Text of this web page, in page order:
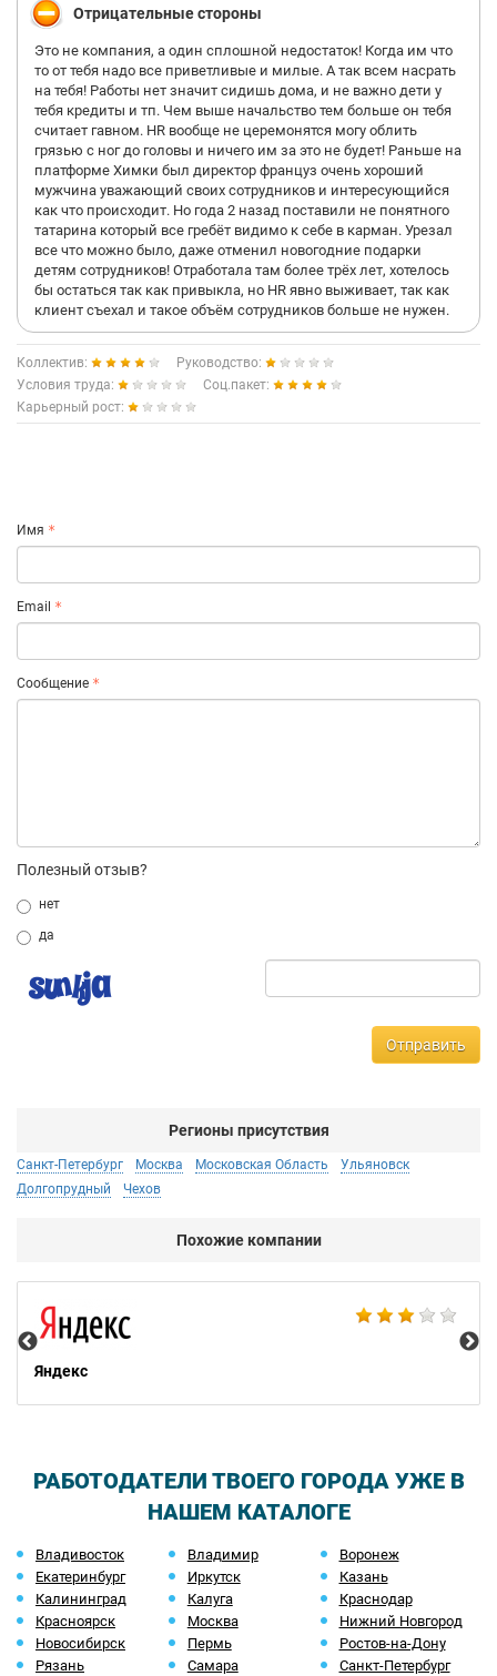
Отрицательные стороны
Это не компания, а один сплошной недостаток! Когда им что
то от тебя надо все приветливые и милые. А так всем насрать
на тебя! Работы нет значит сидишь дома, и не важно дети у
тебя кредиты и тп. Чем выше начальство тем больше он тебя
считает гавном. HR вообще не церемонятся могу облить
грязью с ног до головы и ничего им за это не будет! Раньше на
платформе Химки был директор француз очень хороший
мужчина уважающий своих сотрудников и интересующийся
как что происходит. Но года 2 назад поставили не понятного
татарина который все гребёт видимо к себе в карман. Урезал
все что можно было, даже отменил новогодние подарки
детям сотрудников! Отработала там более трёх лет, хотелось
бы остаться так как привыкла, но HR явно выживает, так как
клиент съехал и такое объём сотрудников больше не нужен.
Коллектив:
Руководство:
Условия труда:
Соц.пакет:
Карьерный рост:
Имя
Email
Сообщение
Полезный отзыв?
нет
да
Отправить
Регионы присутствия
Санкт-Петербург Москва Московская Область
Ульяновск
Долгопрудный
Чехов
Похожие компании
Яндекс
РАБОТОДАТЕЛИ ТВОЕГО ГОРОДА УЖЕ В
НАШЕМ КАТАЛОГЕ
Владивосток Владимир
Воронеж
Екатеринбург
Иркутск
Казань
Калининград
Калуга
Краснодар
Красноярск
Москва
Нижний Новгород
Новосибирск
Пермь
Ростов-на-Дону
Рязань
Самара Санкт-Петербург